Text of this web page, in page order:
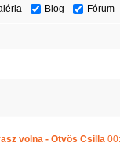
Blog Fórum
volna - Ötvös Csilla